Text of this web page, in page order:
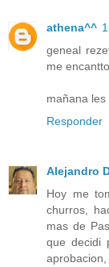
athena^^
geneal
me
mañana
Responder
Alejandro
Hoy me
churros,
mas de
que decidi